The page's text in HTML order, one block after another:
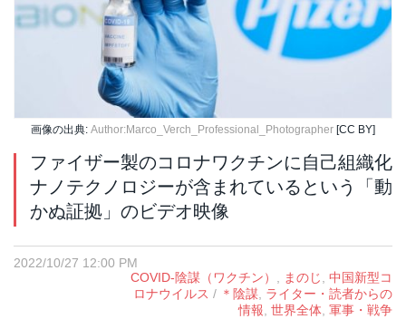
画像の出典: Author:Marco_Verch_Professional_Photographer [CC BY]
ファイザー製のコロナワクチンに自己組織化
ナノテクノロジーが含まれているという「動
かぬ証拠」のビデオ映像
2022/10/27 12:00 PM
COVID-陰謀（ワクチン）
まのじ
中国新型コ
ロナウイルス / ＊陰謀 ライター・読者からの
情報 世界全体 軍事・戦争